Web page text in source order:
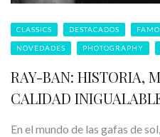
CLASSICS DESTACADOS
NOVEDADES PHOTOGRAPHY
RAY-BAN: HISTORIA,
CALIDAD
En el mundo de las gafas de